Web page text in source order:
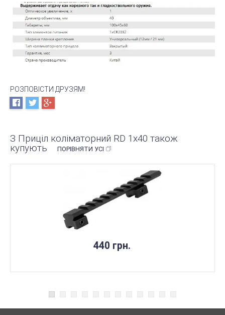
РОЗПОВІСТИ ДРУЗЯМ!
З Приціл коліматорний RD 1x40 також
купують
ПОРІВНЯТИ УСІ
440 грн.